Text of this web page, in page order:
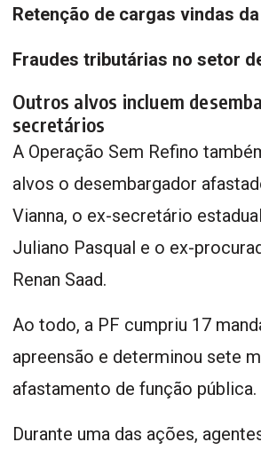
Retenção de cargas vindas
Fraudes tributárias no setor
Outros alvos incluem
secretários
A Operação Sem Refino
alvos o desembargador
Vianna, o ex-secretário
Juliano Pasqual e o ex-
Renan Saad.
Ao todo, a PF cumpriu 17
apreensão e determinou sete
afastamento de função pública.
Durante uma das ações,